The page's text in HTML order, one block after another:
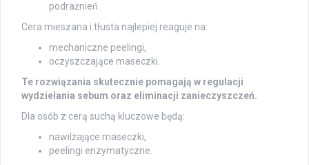
podrażnień.
Cera mieszana i tłusta najlepiej reaguje na:
mechaniczne peelingi,
oczyszczające maseczki.
Te rozwiązania skutecznie pomagają w regulacji
wydzielania sebum oraz eliminacji zanieczyszczeń.
Dla osób z cerą suchą kluczowe będą:
nawilżające maseczki,
peelingi enzymatyczne.